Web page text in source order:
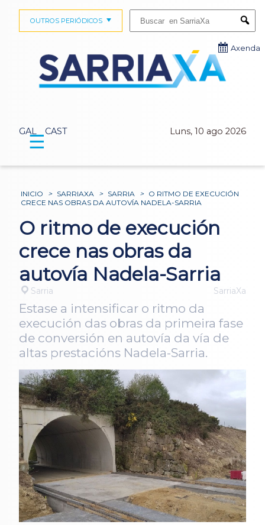
GAL CAST Luns, 10 ago 2026
OUTROS PERIÓDICOS
Axenda
☰
INICIO > SARRIAXA > SARRIA > O RITMO DE EXECUCIÓN
CRECE NAS OBRAS DA AUTOVÍA NADELA-SARRIA
O ritmo de execución
crece nas obras da
autovía Nadela-Sarria
Sarria SarriaXa
Estase a intensificar o ritmo da
execución das obras da primeira fase
de conversión en autovía da vía de
altas prestacións Nadela-Sarria.